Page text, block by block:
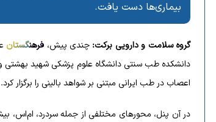
بیماری‌ها دست یافت.
گروه سلامت و دارویی برکت: چندی پیش، فرهنگستان
دانشکده طب سنتی دانشگاه علوم پزشکی شهید
اعصاب در طب ایرانی مبتنی بر شواهد بالینی را برگزار کرد.
در آن پنل، محورهای مختلفی از جمله سردرد، ام‌اس،